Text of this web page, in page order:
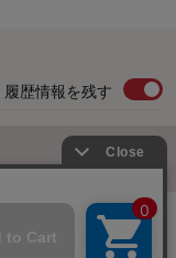
履歴情報を残す